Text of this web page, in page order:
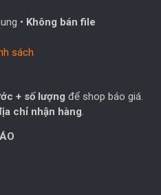
• Không bán file
sách
+ số lượng để shop báo giá.
chỉ nhận hàng.